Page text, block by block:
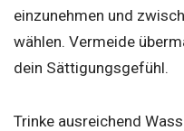
einzunehmen und
wählen. Vermeide
dein Sättigungsgefühl.
Trinke ausreichend